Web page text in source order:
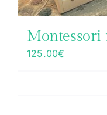
125.00€